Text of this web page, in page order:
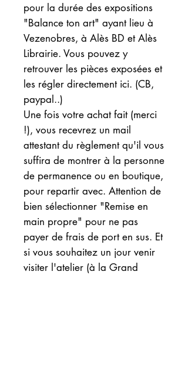
pour la durée des expositions
"Balance ton art" ayant lieu à
Vezenobres, à Alès BD et Alès
Librairie. Vous pouvez y
retrouver les pièces exposées et
les régler directement ici. (CB,
paypal..)
Une fois votre achat fait (merci
!), vous recevrez un mail
attestant du règlement qu'il vous
suffira de montrer à la personne
de permanence ou en boutique,
pour repartir avec. Attention de
bien sélectionner "Remise en
main propre" pour ne pas
payer de frais de port en sus. Et
si vous souhaitez un jour venir
visiter l'atelier (à la Grand